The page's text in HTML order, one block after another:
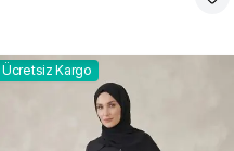
Ücretsiz Kargo